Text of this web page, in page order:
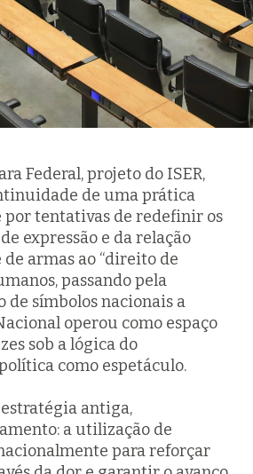
Federal, projeto do ISER,
de uma prática
tentativas de redefinir os
expressão e da relação
armas ao “direito de
passando pela
símbolos nacionais a
operou como espaço
sob a lógica do
como espetáculo.
antiga,
a utilização de
para reforçar